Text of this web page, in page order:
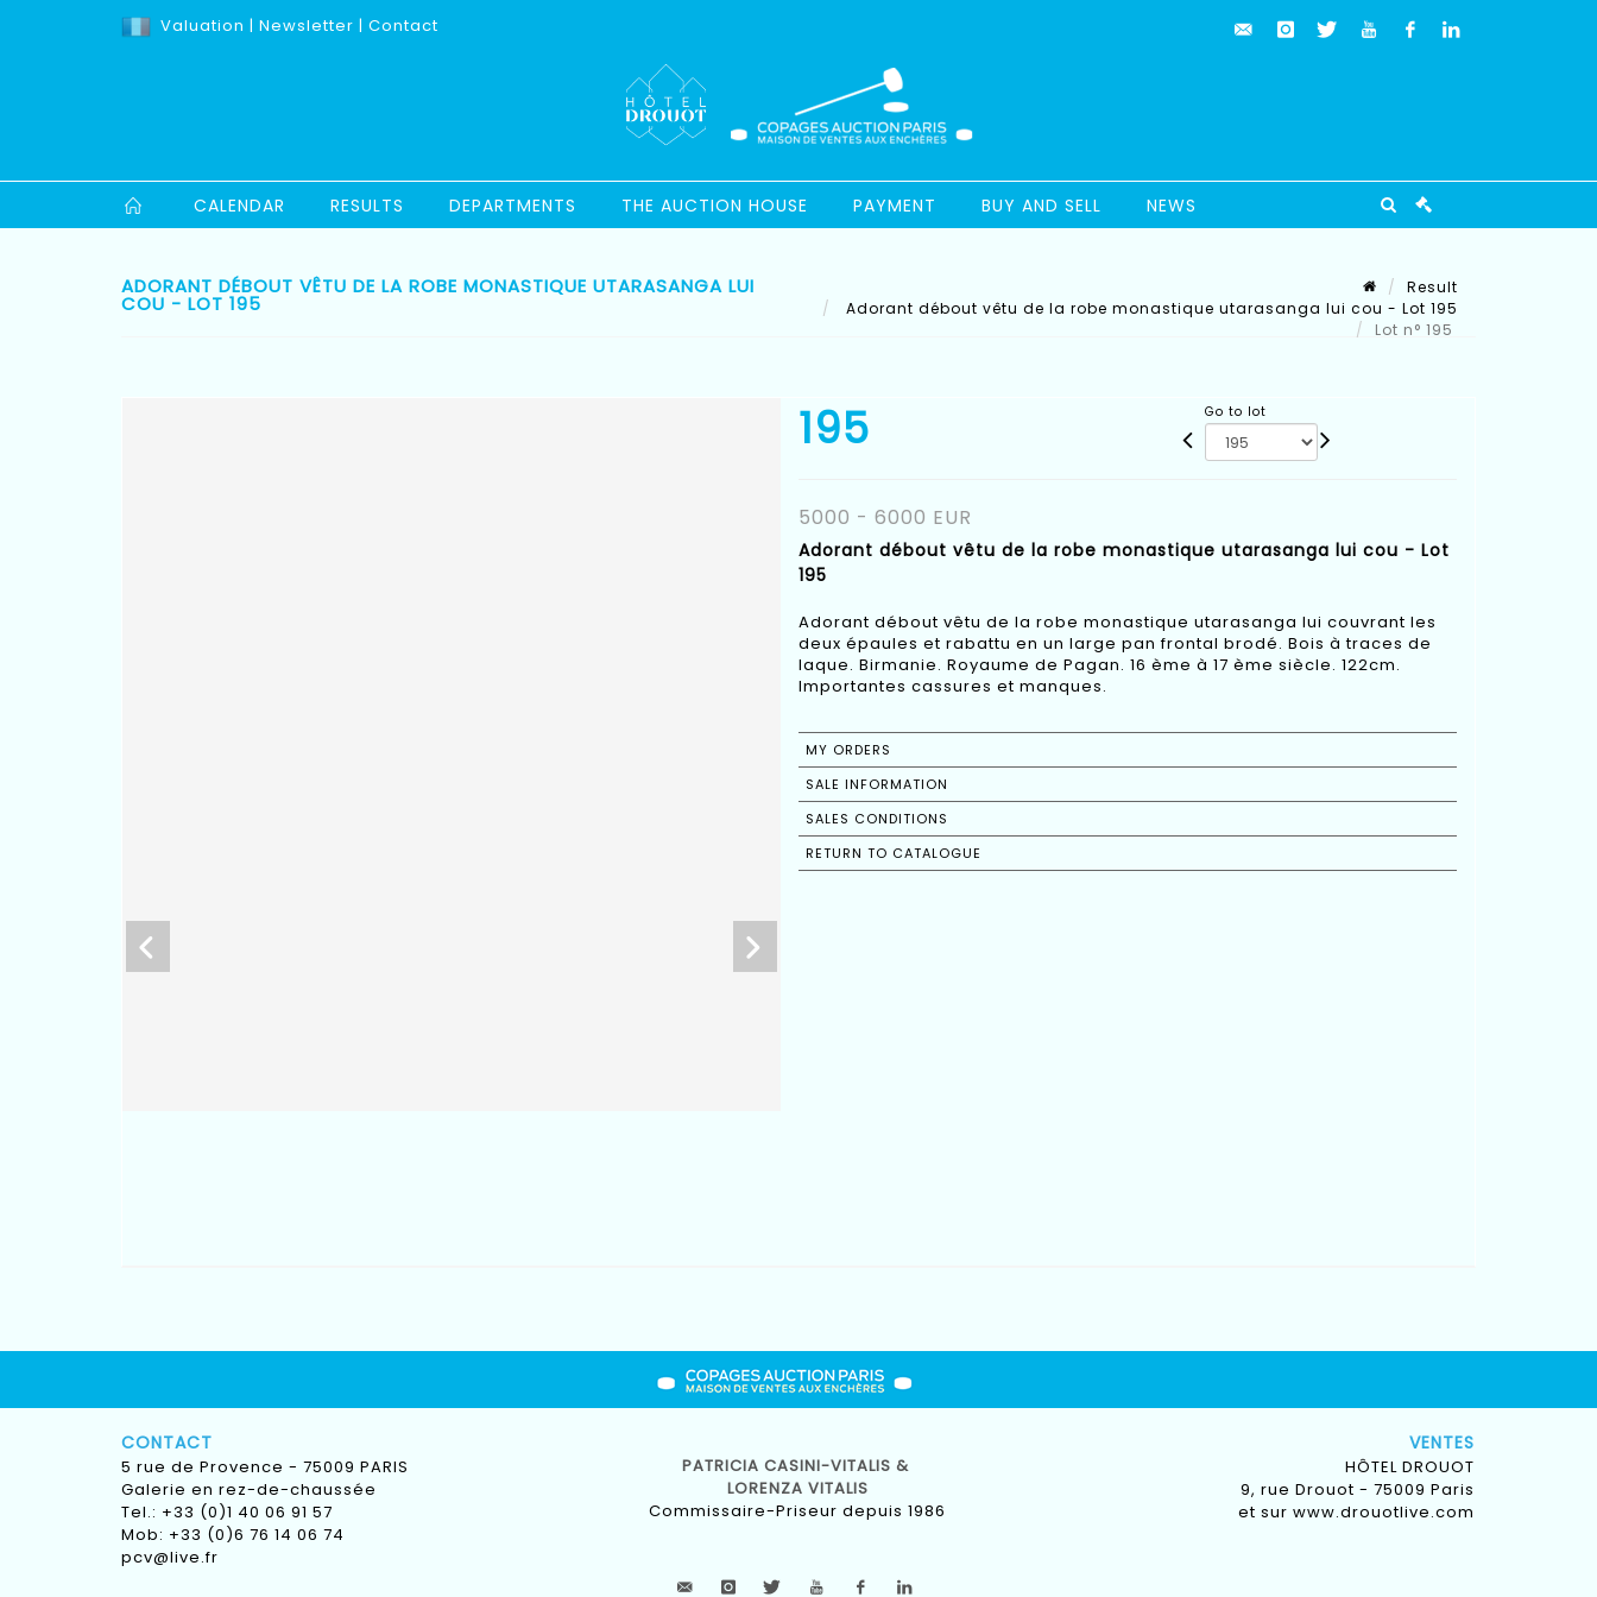
Valuation | Newsletter | Contact
CALENDAR RESULTS DEPARTMENTS THE AUCTION HOUSE PAYMENT BUY AND SELL NEWS
ADORANT DÉBOUT VÊTU DE LA ROBE MONASTIQUE UTARASANGA LUI
COU - LOT 195
Result
Adorant débout vêtu de la robe monastique utarasanga lui cou - Lot 195
Lot n° 195
195 Go to lot
5000 - 6000 EUR
Adorant débout vêtu de la robe monastique utarasanga lui cou - Lot
195
Adorant débout vêtu de la robe monastique utarasanga lui couvrant les
deux épaules et rabattu en un large pan frontal brodé. Bois à traces de
laque. Birmanie. Royaume de Pagan. 16 ème à 17 ème siècle. 122cm.
Importantes cassures et manques.
MY ORDERS
SALE INFORMATION
SALES CONDITIONS
RETURN TO CATALOGUE
CONTACT
5 rue de Provence - 75009 PARIS
Galerie en rez-de-chaussée
Tel.: +33 (0)1 40 06 91 57
Mob: +33 (0)6 76 14 06 74
pcv@live.fr
PATRICIA CASINI-VITALIS &
LORENZA VITALIS
Commissaire-Priseur depuis 1986
VENTES
HÔTEL DROUOT
9, rue Drouot - 75009 Paris
et sur www.drouotlive.com